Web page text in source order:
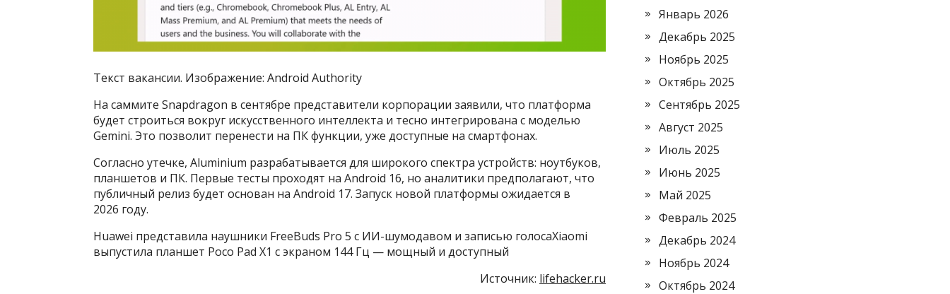
Текст вакансии. Изображение: Android Authority
На саммите Snapdragon в сентябре представители корпорации заявили, что платформа
будет строиться вокруг искусственного интеллекта и тесно интегрирована с моделью
Gemini. Это позволит перенести на ПК функции, уже доступные на смартфонах.
Согласно утечке, Aluminium разрабатывается для широкого спектра устройств: ноутбуков,
планшетов и ПК. Первые тесты проходят на Android 16, но аналитики предполагают, что
публичный релиз будет основан на Android 17. Запуск новой платформы ожидается в
2026 году.
Huawei представила наушники FreeBuds Pro 5 с ИИ-шумодавом и записью голосаXiaomi
выпустила планшет Poco Pad X1 с экраном 144 Гц — мощный и доступный
Источник: lifehacker.ru
Январь 2026
Декабрь 2025
Ноябрь 2025
Октябрь 2025
Сентябрь 2025
Август 2025
Июль 2025
Июнь 2025
Май 2025
Февраль 2025
Декабрь 2024
Ноябрь 2024
Октябрь 2024